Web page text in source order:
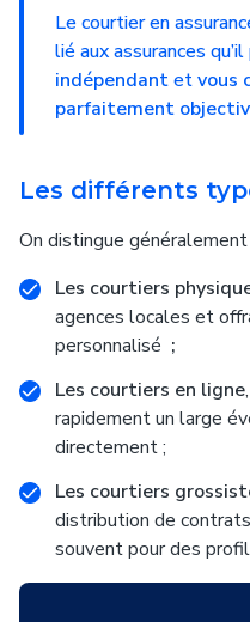
Le courtier en
lié aux assurances
indépendantetvous
parfaitement
Les différents
On distingue
Les courtiers
agences locales et
personnalisé ;
Les courtiers en ligne
rapidement un large
directement ;
Les courtiers
distribution de
souvent pour des